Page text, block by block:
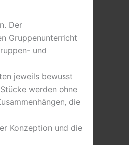
Der
Gruppenunterricht
und
jeweils bewusst
werden ohne
die
Konzeption und die